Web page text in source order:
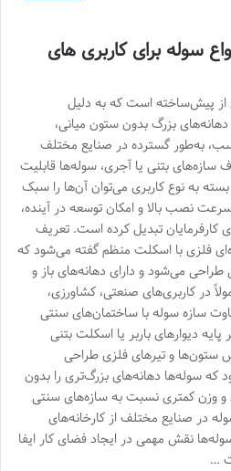
سوله برای کاربری های
از پیش‌ساخته است که به دلیل
بزرگ بدون ستون میانی،
به‌طور گسترده در صنایع مختلف
سازه‌های بتنی یا آجری، سوله‌ها قابلیت
به نوع کاربری می‌توان آن‌ها را سبک
نصب بالا و امکان توسعه در آینده،
کارفرمایان تبدیل کرده است. تعریف
فلزی با اسکلت منظم گفته می‌شود که
می‌شود و دارای دهانه‌های باز و
در کاربری‌های صنعتی، کشاورزی،
سازه سوله با ساختمان‌های سنتی
دیوارهای باربر یا اسکلت بتنی
ستون‌ها و تیرهای فلزی طراحی
سوله‌ها دهانه‌های بزرگ‌تری را بدون
و وزن کمتری نسبت به سازه‌های سنتی
در صنایع مختلف از کارخانه‌های
سوله‌ها نقش مهمی در ایجاد فضای کار ایفا
…